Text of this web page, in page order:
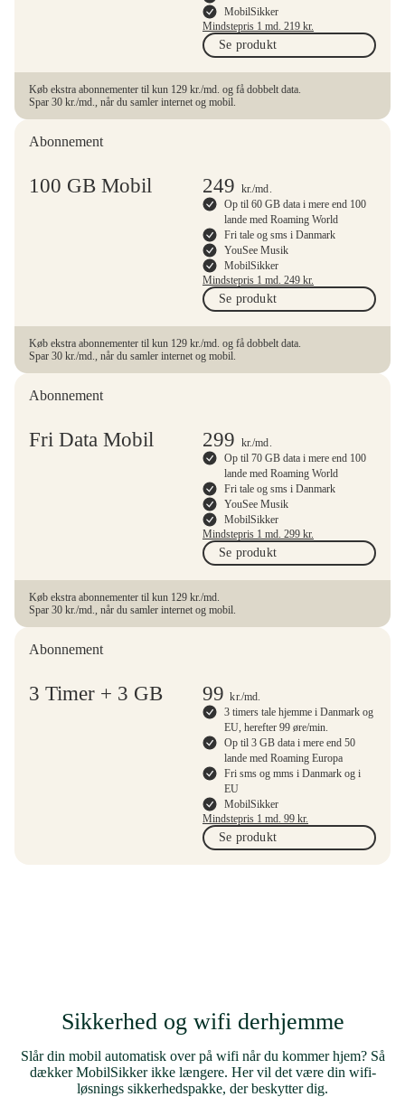
MobilSikker
Mindstepris 1 md. 219 kr.
Se produkt
Køb ekstra abonnementer til kun 129 kr./md. og få dobbelt data.
Spar 30 kr./md., når du samler internet og mobil.
Abonnement
100 GB Mobil 249 kr./md.
Op til 60 GB data i mere end 100
lande med Roaming World
Fri tale og sms i Danmark
YouSee Musik
MobilSikker
Mindstepris 1 md. 249 kr.
Se produkt
Køb ekstra abonnementer til kun 129 kr./md. og få dobbelt data.
Spar 30 kr./md., når du samler internet og mobil.
Abonnement
Fri Data Mobil 299 kr./md.
Op til 70 GB data i mere end 100
lande med Roaming World
Fri tale og sms i Danmark
YouSee Musik
MobilSikker
Mindstepris 1 md. 299 kr.
Se produkt
Køb ekstra abonnementer til kun 129 kr./md.
Spar 30 kr./md., når du samler internet og mobil.
Abonnement
3 Timer + 3 GB 99kr./md.
3 timers tale hjemme i Danmark og
EU, herefter 99 øre/min.
Op til 3 GB data i mere end 50
lande med Roaming Europa
Fri sms og mms i Danmark og i
EU
MobilSikker
Mindstepris 1 md. 99 kr.
Se produkt
Sikkerhed og wifi derhjemme
Slår din mobil automatisk over på wifi når du kommer hjem? Så
dækker MobilSikker ikke længere. Her vil det være din wifi-
løsnings sikkerhedspakke, der beskytter dig.